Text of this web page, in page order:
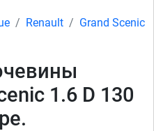
Renault
Grand Scеniс
1.6 D 130